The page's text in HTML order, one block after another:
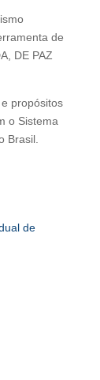
de
DE PAZ
propósitos
o Sistema
Brasil.
de